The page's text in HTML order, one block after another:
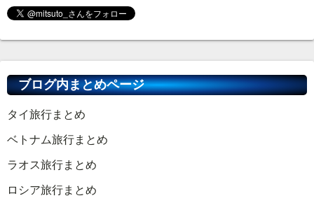
ブログ内まとめページ
タイ旅行まとめ
ベトナム旅行まとめ
ラオス旅行まとめ
ロシア旅行まとめ